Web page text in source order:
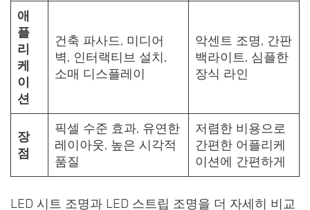
애
플
리
케
이
션
건축 파사드, 미디어
벽, 인터랙티브 설치,
소매 디스플레이
악센트 조명, 간판
백라이트, 심플한
장식 라인
장
점
픽셀 수준 효과, 유연한
레이아웃, 높은 시각적
품질
저렴한 비용으로
간편한 어플리케
이션에 간편하게
LED 시트 조명과 LED 스트립 조명을 더 자세히 비교